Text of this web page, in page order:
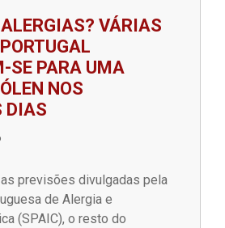
VÁRIAS
SE PARA UMA
NOS
DIAS
previsões divulgadas pela
de Alergia e
(SPAIC), o resto do